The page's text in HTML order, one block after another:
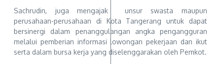
Sachrudin, juga mengajak unsur swasta maupun
perusahaan-perusahaan di Kota Tangerang untuk dapat
bersinergi dalam penanggulangan angka pengangguran
melalui pemberian informasi lowongan pekerjaan dan ikut
serta dalam bursa kerja yang diselenggarakan oleh Pemkot.